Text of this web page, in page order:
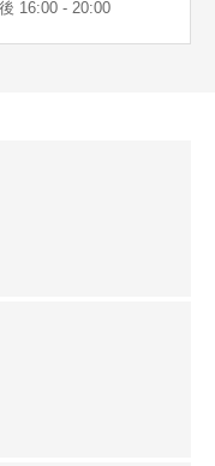
16:00 - 20:00